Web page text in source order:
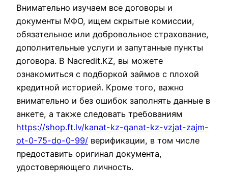
Внимательно изучаем все договоры и
документы МФО, ищем скрытые комиссии,
обязательное или добровольное страхование,
дополнительные услуги и запутанные пункты
договора. В Nacredit.KZ, вы можете
ознакомиться с подборкой займов с плохой
кредитной историей. Кроме того, важно
внимательно и без ошибок заполнять данные в
анкете, а также следовать требованиям
https://shop.ft.lv/kanat-kz-qanat-kz-vzjat-zajm-
ot-0-75-do-0-99/ верификации, в том числе
предоставить оригинал документа,
удостоверяющего личность.